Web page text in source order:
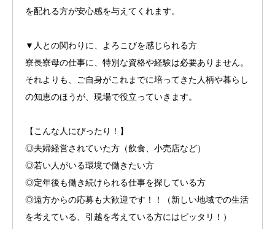
を配れる方が安心感を与えてくれます。
▼人との関わりに、よろこびを感じられる方
寮長寮母の仕事に、特別な資格や経験は必要ありません。
それよりも、ご自身がこれまでに培ってきた人柄や暮らし
の知恵のほうが、現場で役立っていきます。
【こんな人にぴったり！】
◎夫婦経営されていた方（飲食、小売店など）
◎若い人がいる環境で働きたい方
◎定年後も働き続けられる仕事を探している方
◎遠方からの応募も大歓迎です！！（新しい地域での生活
を考えている、引越を考えている方にはピッタリ！）